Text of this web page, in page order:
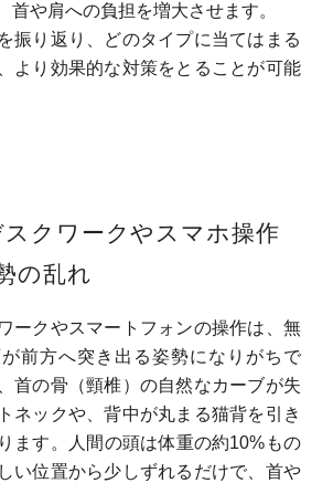
首や肩への負担を増大させます。
振り返り、どのタイプに当てはまる
より効果的な対策をとることが可能
スクワークやスマホ操作
の乱れ
ークやスマートフォンの操作は、無
前方へ突き出る姿勢になりがちで
首の骨（頸椎）の自然なカーブが失
ネックや、背中が丸まる猫背を引き
ます。
人間の頭は体重の約10%もの
い位置から少しずれるだけで、首や